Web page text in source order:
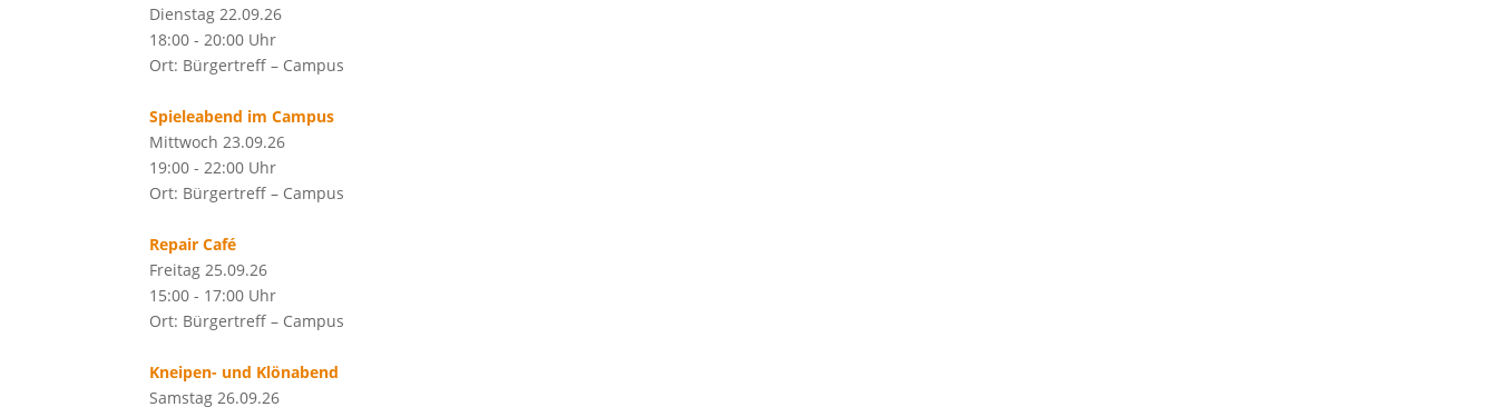
Dienstag 22.09.26
18:00 - 20:00 Uhr
Ort: Bürgertreff – Campus
Spieleabend im Campus
Mittwoch 23.09.26
19:00 - 22:00 Uhr
Ort: Bürgertreff – Campus
Repair Café
Freitag 25.09.26
15:00 - 17:00 Uhr
Ort: Bürgertreff – Campus
Kneipen- und Klönabend
Samstag 26.09.26